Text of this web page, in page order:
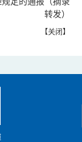
转发）
【关闭】